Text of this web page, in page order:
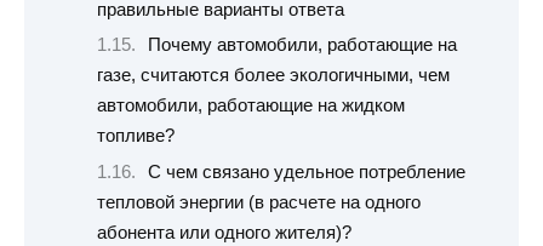
правильные варианты ответа
Почему автомобили, работающие на
газе, считаются более экологичными, чем
автомобили, работающие на жидком
топливе?
С чем связано удельное потребление
тепловой энергии (в расчете на одного
абонента или одного жителя)?